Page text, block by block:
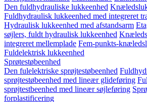
Den fuldhydrauliske lukkeenhed
Fuldhydraulisk lukkeenhed med integreret
Hydraulisk lukkeenhed med afstandsarm
søjlers, fuldt hydraulisk lukkeenhed
integreret mellemplade Fem-punkts-
Fuldelektrisk lukkeenhed
Sprøtestøbeenhed
Den fulelektriske sprøjtestøbeenhed
sprøjtestøbeenhed med lineær glideføring
sprøjtestbeenhed med lineær søjleføring
forplastificering